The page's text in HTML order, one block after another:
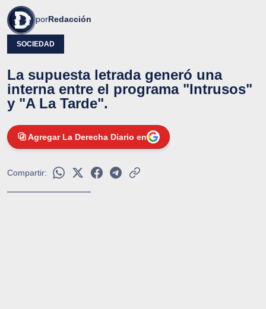
porRedacción
SOCIEDAD
La supuesta letrada generó una
interna entre el programa "Intrusos"
y "A La Tarde".
Agregar La Derecha Diario en
Compartir: